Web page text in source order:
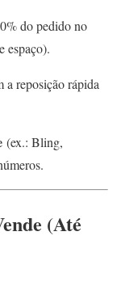
do pedido no
espaço).
a reposição rápida
(ex.: Bling,
(Até